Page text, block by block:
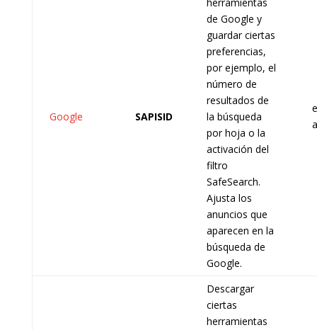
Google SAPISID
de Google y
guardar ciertas
preferencias,
por ejemplo, el
número de
resultados de
la búsqueda
por hoja o la
activación del
filtro
SafeSearch.
Ajusta los
anuncios que
aparecen en la
búsqueda de
Google.
Descargar
ciertas
herramientas